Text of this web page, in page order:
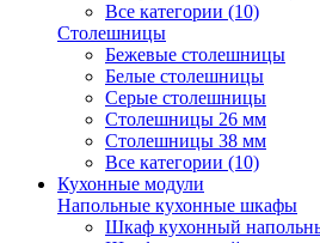
Все категории (10)
Столешницы
Бежевые столешницы
Белые столешницы
Серые столешницы
Столешницы 26 мм
Столешницы 38 мм
Все категории (10)
Кухонные модули
Напольные кухонные шкафы
Шкаф кухонный